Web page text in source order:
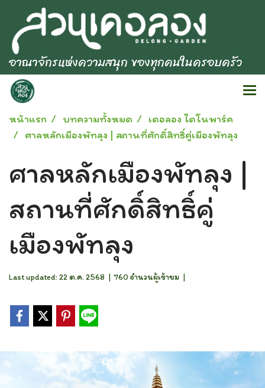
อาณาจักรแห่งความสนุก ของทุกคนในครอบครัว
หน้าแรก บทความทั้งหมด
เดอลอง ไดโนพาร์ค
ศาลหลักเมืองพัทลุง | สถานที่ศักดิ์สิทธิ์คู่เมืองพัทลุง
ศาลหลักเมืองพัทลุง |
สถานที่ศักดิ์สิทธิ์คู่
เมืองพัทลุง
Last updated: 22 ต.ค. 2568 | 760 จำนวนผู้เข้าชม |